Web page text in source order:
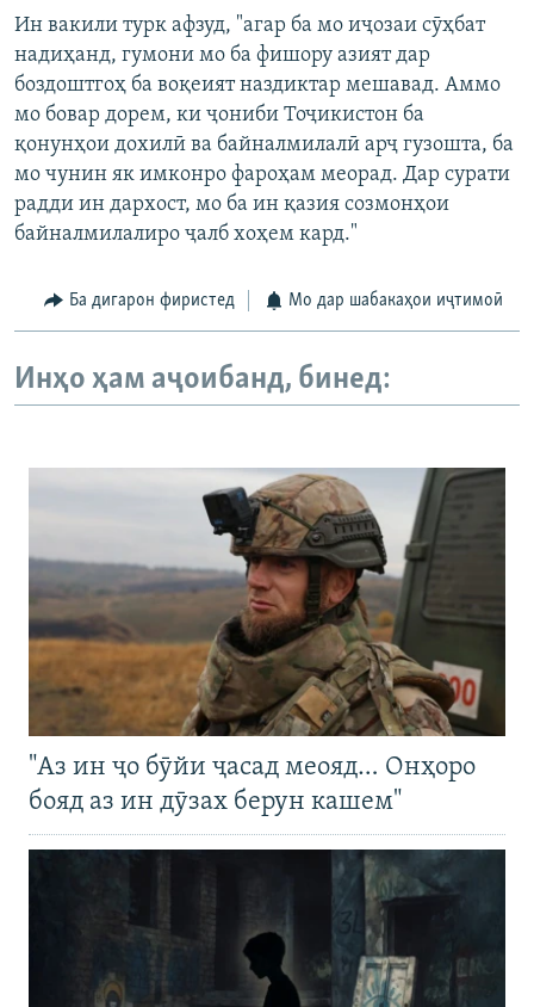
Ин вакили турк афзуд, "агар ба мо иҷозаи сӯҳбат
надиҳанд, гумони мо ба фишору азият дар
боздоштгоҳ ба воқеият наздиктар мешавад. Аммо
мо бовар дорем, ки ҷониби Тоҷикистон ба
қонунҳои дохилӣ ва байналмилалӣ арҷ гузошта, ба
мо чунин як имконро фароҳам меорад. Дар сурати
радди ин дархост, мо ба ин қазия созмонҳои
байналмилалиро ҷалб хоҳем кард."
Ба дигарон фиристед Мо дар шабакаҳои иҷтимоӣ
Инҳо ҳам аҷоибанд, бинед:
"Аз ин ҷо бӯйи ҷасад меояд… Онҳоро
бояд аз ин дӯзах берун кашем"